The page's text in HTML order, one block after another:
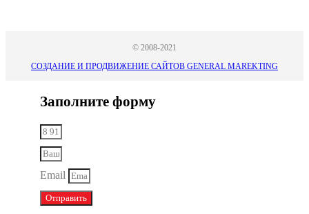
© 2008-2021
СОЗДАНИЕ И ПРОДВИЖЕНИЕ САЙТОВ GENERAL MAREKTING
Заполните форму
Email
Отправить